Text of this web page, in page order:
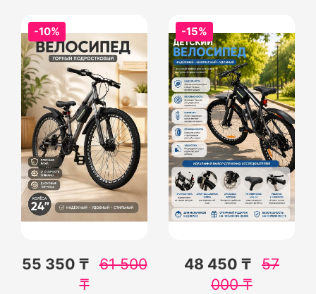
-10%
55 350 ₸ 61 500
₸
-15%
48 450 ₸ 57
000₸